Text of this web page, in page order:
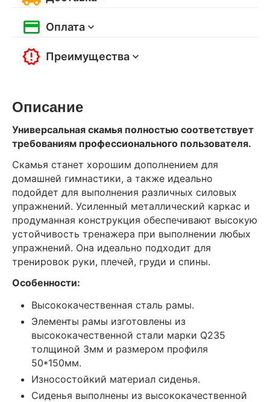
Оплата
Преимущества
Описание
Универсальная скамья полностью соответствует
требованиям профессионального пользователя.
Скамья станет хорошим дополнением для
домашней гимнастики, а также идеально
подойдет для выполнения различных силовых
упражнений. Усиленный металлический каркас и
продуманная конструкция обеспечивают высокую
устойчивость тренажера при выполнении любых
упражнений. Она идеально подходит для
тренировок руки, плечей, груди и спины.
Особенности:
Высококачественная сталь рамы.
Элементы рамы изготовлены из
высококачественной стали марки Q235
толщиной 3мм и размером профиля
50*150мм.
Износостойкий материал сиденья.
Сиденья выполнены из высококачественной